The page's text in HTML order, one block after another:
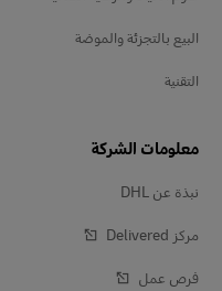
البيع بالتجزئة والموضة
التقنية
معلومات الشركة
نبذة عن DHL
مركز Delivered‎
فرص عمل